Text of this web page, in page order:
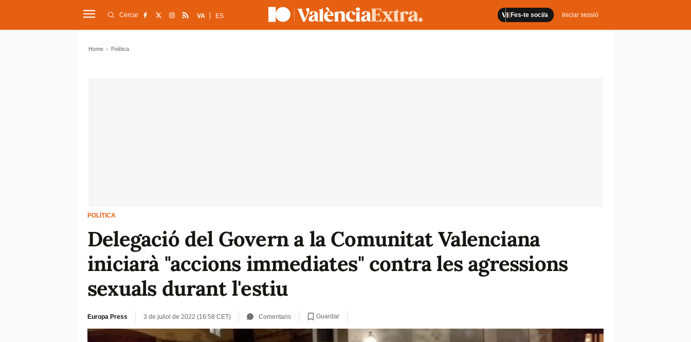
Fes-te soci/a Iniciar sessió
Cercar VA ES
Home Política
POLÍTICA
Delegació del Govern a la Comunitat Valenciana
iniciarà "accions immediates" contra les agressions
sexuals durant l'estiu
Europa Press 3 de juliol de 2022 (16:58 CET) Comentaris Guardar